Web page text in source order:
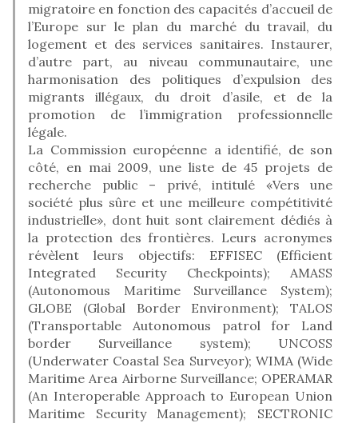
migratoire en fonction des capacités d’accueil de
l’Europe sur le plan du marché du travail, du
logement et des services sanitaires. Instaurer,
d’autre part, au niveau communautaire, une
harmonisation des politiques d’expulsion des
migrants illégaux, du droit d’asile, et de la
promotion de l’immigration professionnelle
légale.
La Commission européenne a identifié, de son
côté, en mai 2009, une liste de 45 projets de
recherche public – privé, intitulé «Vers une
société plus sûre et une meilleure compétitivité
industrielle», dont huit sont clairement dédiés à
la protection des frontières. Leurs acronymes
révèlent leurs objectifs: EFFISEC (Efficient
Integrated Security Checkpoints); AMASS
(Autonomous Maritime Surveillance System);
GLOBE (Global Border Environment); TALOS
(Transportable Autonomous patrol for Land
border Surveillance system); UNCOSS
(Underwater Coastal Sea Surveyor); WIMA (Wide
Maritime Area Airborne Surveillance; OPERAMAR
(An Interoperable Approach to European Union
Maritime Security Management); SECTRONIC